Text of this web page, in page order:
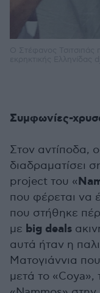
Συμφωνίες-
Στον αντίποδα,
διαδραματίσει
project του «
που φέρεται να
που στήθηκε
με big deals
αυτά ήταν η
Ματογιάννια
μετά το «Coya»,